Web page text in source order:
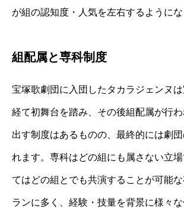
が組の認知度・人気を左右するようにな
組配属と専科制度
宝塚歌劇団に入団したタカラジェンヌ
経て初舞台を踏み、その後組配属が行
出す制度はあるものの、最終的には劇
れます。専科はどの組にも属さない立
てはどの組とでも共演することが可能
ランに多く、経験・技量を背景に様々